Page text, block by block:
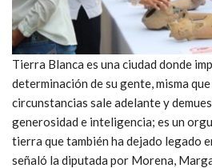
Tierra Blanca es una ciudad donde
determinación de su gente, misma
circunstancias sale adelante y
generosidad e inteligencia; es un
tierra que también ha dejado legado
señaló la diputada por Morena,